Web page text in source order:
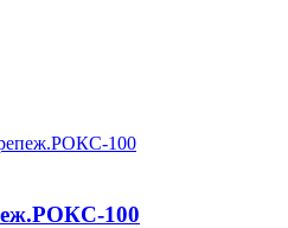
100